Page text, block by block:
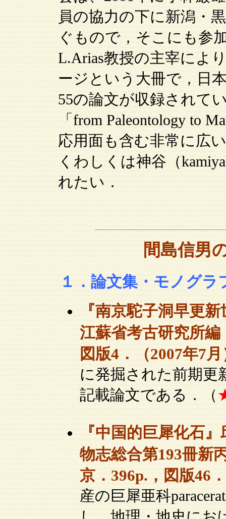
員の協力の下に新潟・
ぐもので，そこにも参
L.Arias教授の主宰によ
ージという大冊で，日
55の論文が収録されて
「from Paleontology to
応用面も含む非常に広
くわしくは神谷（
れたい．
間島信男
１．論文集・モノグラ
『南京駝子洞早更
江蘇省考古研究所編
図版4．（2007年7月
に発掘された前期更
記載論文である．（
『中国的巨犀化石
物志総合第193冊新
京．396p.，図版46
産の巨犀亜科